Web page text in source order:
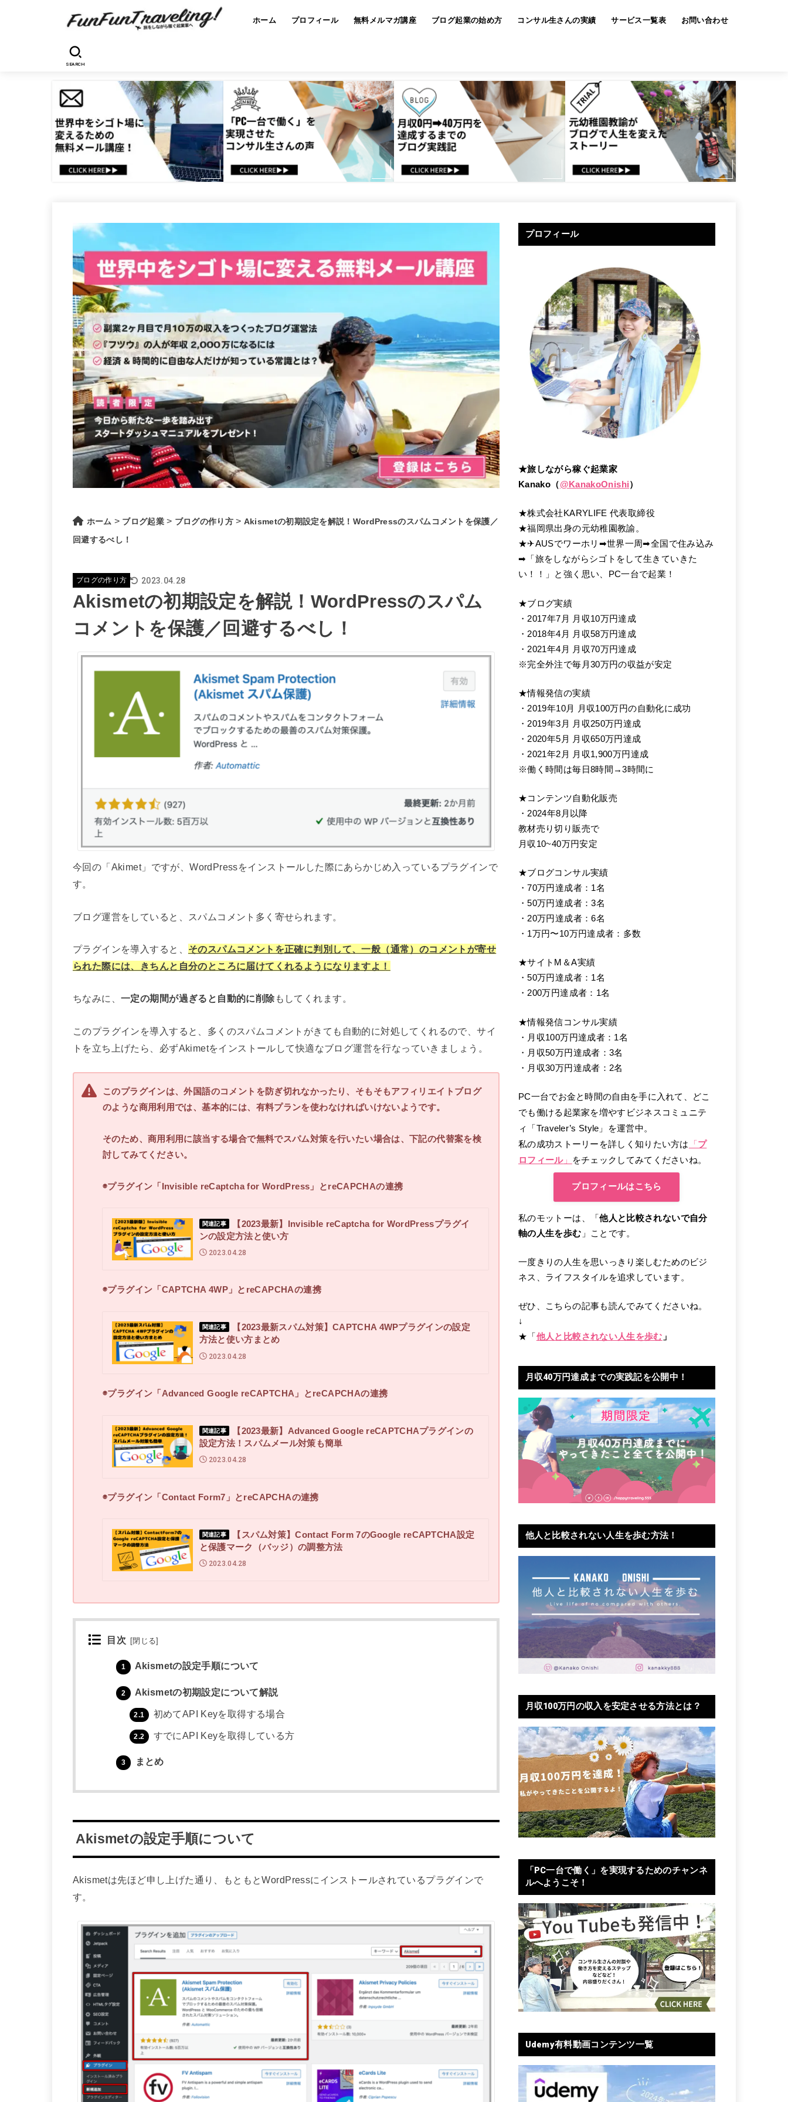
ホーム プロフィール 無料メルマガ講座 ブログ起業の始め方 コンサル生さんの実績 サービス一覧表 お問い合わせ
SEARCH
ホーム > ブログ起業> ブログの作り方> Akismetの初期設定を解説！WordPressのスパムコメントを保護／
回避するべし！
ブログの作り方 2023.04.28
Akismetの初期設定を解説！WordPressのスパム
コメントを保護／回避するべし！
今回の「Akimet」ですが、WordPressをインストールした際にあらかじめ入っているプラグインで
す。
ブログ運営をしていると、スパムコメント多く寄せられます。
プラグインを導入すると、 そのスパムコメントを正確に判別 して、一般（通常）のコメントが寄せ
られた際には、きちんと自分のところに届けてくれるようになりますよ！
ちなみに、一定の期間が過ぎると自動的に削除 もしてくれます。
このプラグインを導入すると、多くのスパムコメントがきても自動的に対処してくれるので、サイ
トを立ち上げたら、必ずAkimetをインストールして快適なブログ運営を行なっていきましょう。
このプラグインは、外国語のコメントを防ぎ切れなかったり、そもそもアフィリエイトブログ
のような商用利用では、基本的には、有料プランを使わなければいけないようです。
そのため、商用利用に該当する場合で無料でスパム対策を行いたい場合は、下記の代替案を検
討してみてください。
◉プラグイン 「Invisible reCaptcha for WordPress 」とreCAPCHAの連携
関連記事
【2023最新】Invisible reCaptcha for WordPressプラグイ
ンの設定方法と使い方
2023.04.28
◉プラグイン「CAPTCHA 4WP」とreCAPCHAの連携
関連記事
【2023最新スパム対策】CAPTCHA 4WPプラグインの設定
方法と使い方まとめ
2023.04.28
◉プラグイン「Advanced Google reCAPTCHA 」とreCAPCHAの連携
関連記事
【2023最新】Advanced Google reCAPTCHAプラグインの
設定方法！スパムメール対策も簡単
2023.04.28
◉プラグイン「Contact Form7」とreCAPCHAの連携
関連記事
【スパム対策】Contact Form 7のGoogle reCAPTCHA設定
と保護マーク（バッジ）の調整方法
2023.04.28
目次 [閉じる]
1 Akismetの設定手順について
2 Akismetの初期設定について解説
2.1 初めてAPI Keyを取得する場合
2.2 すでにAPI Keyを取得している方
3 まとめ
Akismetの設定手順について
Akismetは先ほど申し上げた通り、もともとWordPressにインストールされているプラグインで
す。
プロフィール
★旅しながら稼ぐ起業家
Kanako（@ KanakoOnishi）
★株式会社KARYLIFE 代表取締役
★福岡県出身の元幼稚園教諭。
★✈AUSでワーホリ➡世界一周➡全国で住み込み
➡「旅をしながらシゴトをして生きていきた
い！！」と強く思い、PC一台で起業！
★ブログ実績
・2017年7月 月収10万円達成
・2018年4月 月収58万円達成
・2021年4月 月収70万円達成
※完全外注で毎月30万円の収益が安定
★情報発信の実績
・2019年10月 月収100万円の自動化に成功
・2019年3月 月収250万円達成
・2020年5月 月収650万円達成
・2021年2月 月収1,900万円達成
※働く時間は毎日8時間→3時間に
★コンテンツ自動化販売
・2024年8月以降
教材売り切り販売で
月収10~40万円安定
★ブログコンサル実績
・70万円達成者：1名
・50万円達成者：3名
・20万円達成者：6名
・1万円〜10万円達成者：多数
★サイトM＆A実績
・50万円達成者：1名
・200万円達成者：1名
★情報発信コンサル実績
・月収100万円達成者：1名
・月収50万円達成者：3名
・月収30万円達成者：2名
PC一台でお金と時間の自由を手に入れて、どこ
でも働ける起業家を増やすビジネスコミュニテ
ィ「Traveler’s Style」を運営中。
私の成功ストーリーを詳しく知りたい方は
「 プ
ロフィール」 をチェックしてみてくださいね。
プロフィールはこちら
私のモットーは、「他人と比較されないで自分
軸の人生を歩む 」ことです。
一度きりの人生を思いっきり楽しむためのビジ
ネス、ライフスタイルを追求しています。
ぜひ、こちらの記事も読んでみてくださいね。
↓
★「 他人と比較されない人生を歩む 」
月収40万円達成までの実践記を公開中！
他人と比較されない人生を歩む方法！
月収100万円の収入を安定させる方法とは？
「PC一台で働く」を実現するためのチャンネ
ルへようこそ！
Udemy有料動画コンテンツ一覧